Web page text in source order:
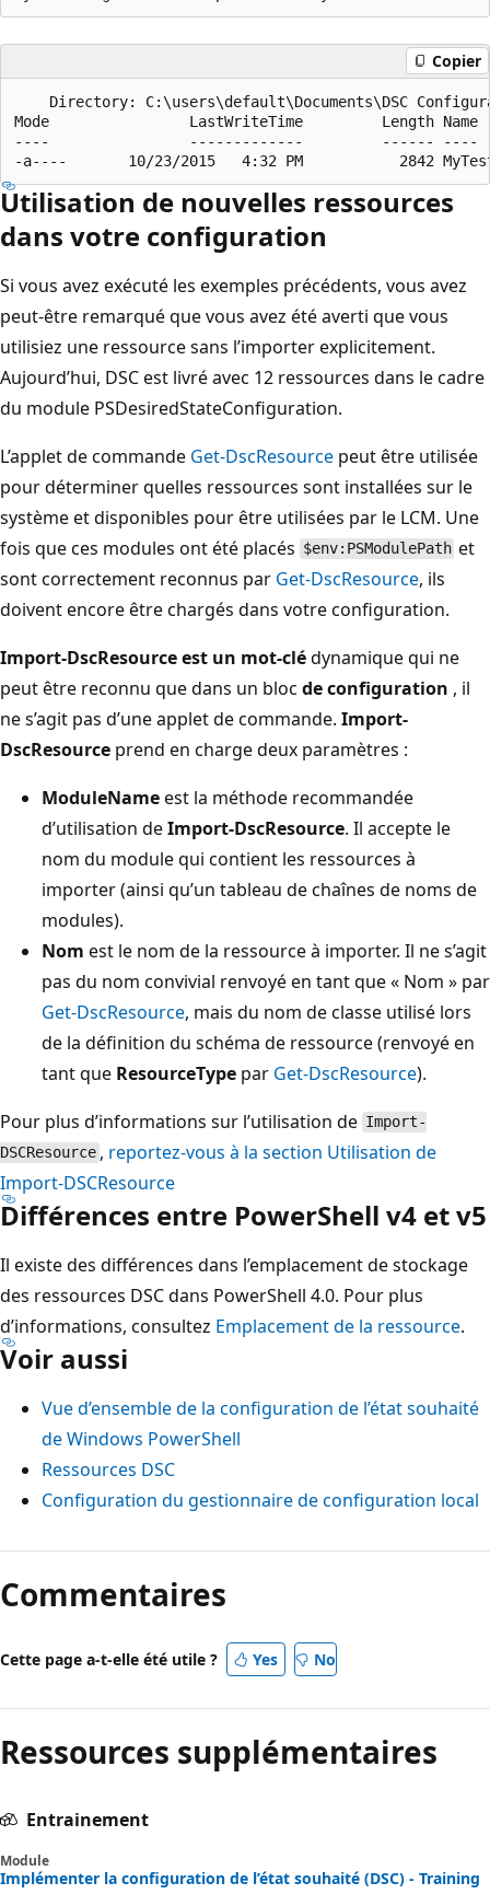
Copier
Directory: C:\users\default\Documents\DSC
Mode                LastWriteTime         Length Name
----                -------------         ------ ----
Utilisation de nouvelles ressources
dans votre configuration
Si vous avez exécuté les exemples précédents, vous avez
peut-être remarqué que vous avez été averti que vous
utilisiez une ressource sans l’importer explicitement.
Aujourd’hui, DSC est livré avec 12 ressources dans le cadre
du module PSDesiredStateConfiguration.
L’applet de commande Get-DscResource peut être utilisée
pour déterminer quelles ressources sont installées sur le
système et disponibles pour être utilisées par le LCM. Une
fois que ces modules ont été placés $env:PSModulePath et
sont correctement reconnus par Get-DscResource, ils
doivent encore être chargés dans votre configuration.
Import-DscResource est un mot-clédynamique qui ne
peut être reconnu que dans un bloc de configuration , il
ne s’agit pas d’une applet de commande. Import-
DscResource prend en charge deux paramètres :
ModuleNameest la méthode recommandée
d’utilisation deImport-DscResource. Il accepte le
nom du module qui contient les ressources à
importer (ainsi qu’un tableau de chaînes de noms de
modules).
Nom est le nom de la ressource à importer. Il ne s’agit
pas du nom convivial renvoyé en tant que « Nom » par
Get-DscResource, mais du nom de classe utilisé lors
de la définition du schéma de ressource (renvoyé en
tant que ResourceType par Get-DscResource).
Pour plus d’informations sur l’utilisation de Import-
DSCResource , reportez-vous à la section Utilisation de
Import-DSCResource
Différences entre PowerShell v4 et v5
Il existe des différences dans l’emplacement de stockage
des ressources DSC dans PowerShell 4.0. Pour plus
d’informations, consultez Emplacement de la ressource.
Voir aussi
Vue d’ensemble de la configuration de l’état souhaité
de Windows PowerShell
Ressources DSC
Configuration du gestionnaire de configuration local
Commentaires
Cette page a-t-elle été utile ? Yes No
Ressources supplémentaires
Entrainement
Module
Implémenter la configuration de l’état souhaité (DSC) - Training